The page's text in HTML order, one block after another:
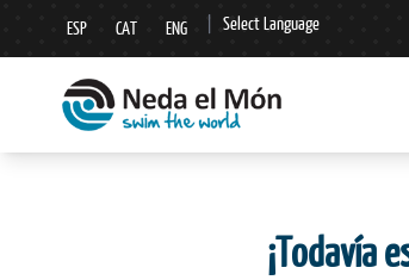
ESP CAT ENG Select Language
▼
¡Todavía